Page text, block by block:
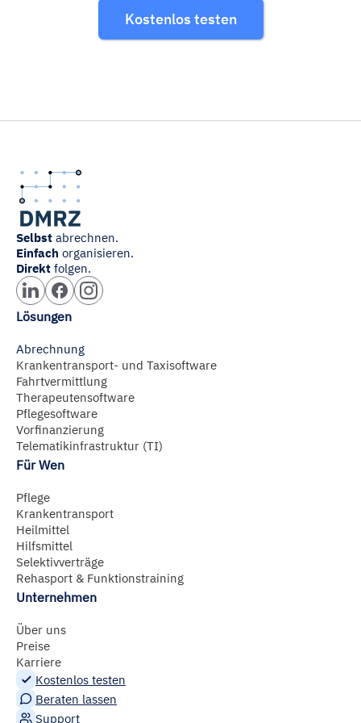
Kostenlos testen
Selbst abrechnen.
Einfach organisieren.
Direkt folgen.
Lösungen
Abrechnung
Krankentransport- und Taxisoftware
Fahrtvermittlung
Therapeutensoftware
Pflegesoftware
Vorfinanzierung
Telematikinfrastruktur (TI)
Für Wen
Pflege
Krankentransport
Heilmittel
Hilfsmittel
Selektivverträge
Rehasport & Funktionstraining
Unternehmen
Über uns
Preise
Karriere
Kostenlos testen
Beraten lassen
Support